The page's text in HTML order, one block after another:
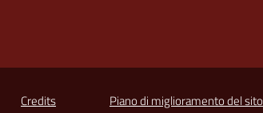
Credits Piano di miglioramento del sito